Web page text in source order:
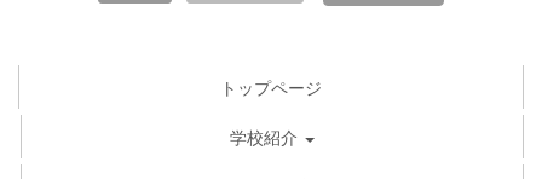
トップページ
学校紹介